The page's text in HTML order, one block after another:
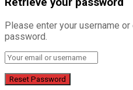
Please enter your username
password.